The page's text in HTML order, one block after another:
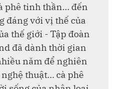
phê tinh thần… đến
đáng với vị thế của
thế giới - Tập đoàn
đã dành thời gian
năm để nghiên
thuật… cà phê